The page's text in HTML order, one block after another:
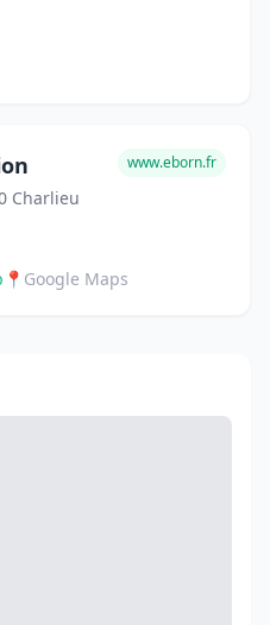
Charlieu
www.eborn.fr
📍 Google Maps